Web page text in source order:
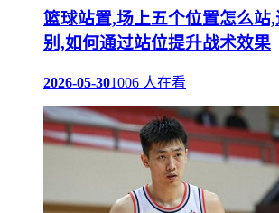
篮球站置,场上五个位置怎么站
别,如何通过站位提升战术效果
2026-05-301006 人在看